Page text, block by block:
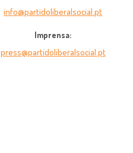
info@partidoliberalsocial.pt
Imprensa:
press@partidoliberalsocial.pt